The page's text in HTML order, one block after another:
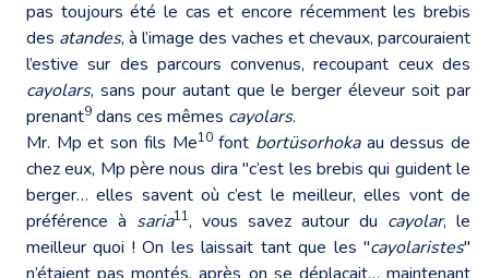
pas toujours été le cas et encore récemment les brebis
des atandes, à l’image des vaches et chevaux, parcouraient
l’estive sur des parcours convenus, recoupant ceux des
cayolars, sans pour autant que le berger éleveur soit par
prenant9 dans ces mêmes cayolars.
Mr. Mp et son fils Me10font bortüsorhokaau dessus de
chez eux, Mp père nous dira "c’est les brebis qui guident le
berger… elles savent où c’est le meilleur, elles vont de
préférence à saria11, vous savez autour du cayolar, le
meilleur quoi ! On les laissait tant que les "cayolaristes"